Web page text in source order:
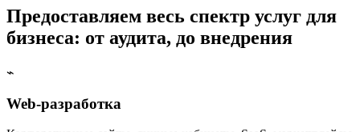
Предоставляем весь спектр услуг для
бизнеса: от аудита, до внедрения
⌁
Web-разработка